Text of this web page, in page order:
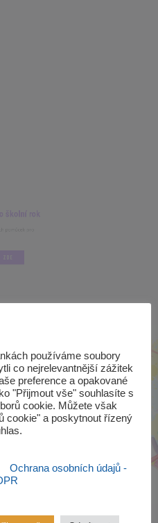
používáme soubory
co nejrelevantnější zážitek
preference a opakované
"Přijmout vše" souhlasíte s
cookie. Můžete však
cookie" a poskytnout řízený
Ochrana osobních údajů -